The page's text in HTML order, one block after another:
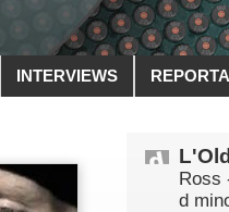
INTERVIEWS
Ross
d